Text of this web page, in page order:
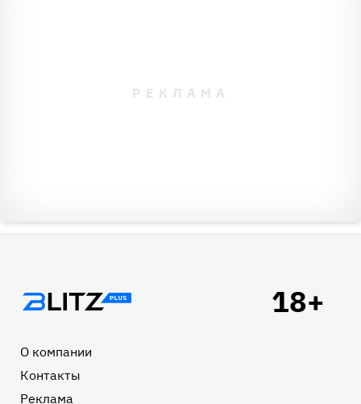
Подвал
О компании
Контакты
Реклама